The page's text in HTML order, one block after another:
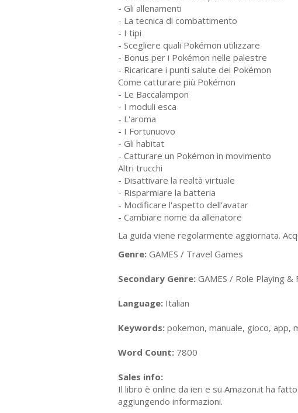
- Gli allenamenti
- La tecnica di combattimento
- I tipi
- Scegliere quali Pokémon utilizzare
- Bonus per i Pokémon nelle palestre
- Ricaricare i punti salute dei Pokémon
Come catturare più Pokémon
- Le Baccalampon
- I moduli esca
- L'aroma
- I Fortunuovo
- Gli habitat
- Catturare un Pokémon in movimento
Altri trucchi
- Disattivare la realtà virtuale
- Risparmiare la batteria
- Modificare l'aspetto dell'avatar
- Cambiare nome da allenatore
La guida viene regolarmente aggiornata.
Genre: GAMES / Travel Games
Secondary Genre: GAMES / Role Playing &
Language: Italian
Keywords: pokemon, manuale, gioco, app,
Word Count: 7800
Sales info:
Il libro è online da ieri e su Amazon.it ha
aggiungendo informazioni.